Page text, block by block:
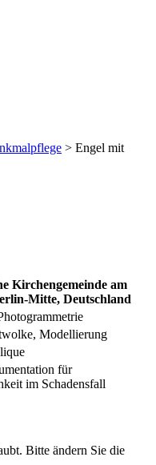
> Engel mit
Kirchengemeinde am
Mitte, Deutschland
Modellierung
für
im Schadensfall
Bitte ändern Sie die